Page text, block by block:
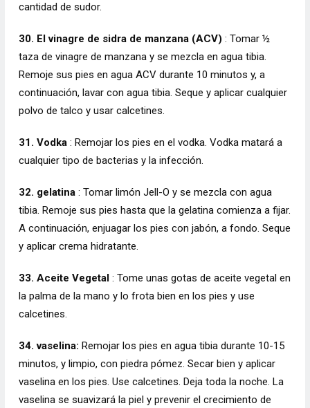
cantidad de sudor.
30. El vinagre de sidra de manzana (ACV) : Tomar ½
taza de vinagre de manzana y se mezcla en agua tibia.
Remoje sus pies en agua ACV durante 10 minutos y, a
continuación, lavar con agua tibia. Seque y aplicar cualquier
polvo de talco y usar calcetines.
31. Vodka: Remojar los pies en el vodka. Vodka matará a
cualquier tipo de bacterias y la infección.
32. gelatina: Tomar limón Jell-O y se mezcla con agua
tibia. Remoje sus pies hasta que la gelatina comienza a fijar.
A continuación, enjuagar los pies con jabón, a fondo. Seque
y aplicar crema hidratante.
33. Aceite Vegetal : Tome unas gotas de aceite vegetal en
la palma de la mano y lo frota bien en los pies y use
calcetines.
34. vaselina: Remojar los pies en agua tibia durante 10-15
minutos, y limpio, con piedra pómez. Secar bien y aplicar
vaselina en los pies. Use calcetines. Deja toda la noche. La
vaselina se suavizará la piel y prevenir el crecimiento de